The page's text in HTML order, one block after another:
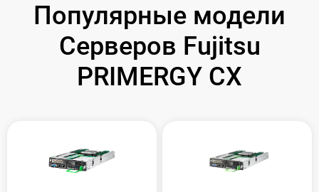
Популярные модели
Серверов Fujitsu
PRIMERGY CX